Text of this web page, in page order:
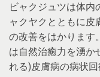
ビャクジュツは体内
ャクヤクとともに皮
の改善をはかります
は自然治癒力を湧か
れる)皮膚病の病状